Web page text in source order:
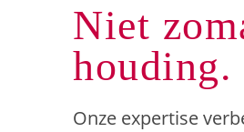
Niet
houding.
Onze expertise